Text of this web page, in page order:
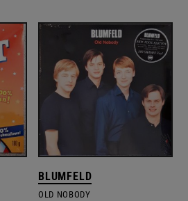
BLUMFELD
OLD NOBODY